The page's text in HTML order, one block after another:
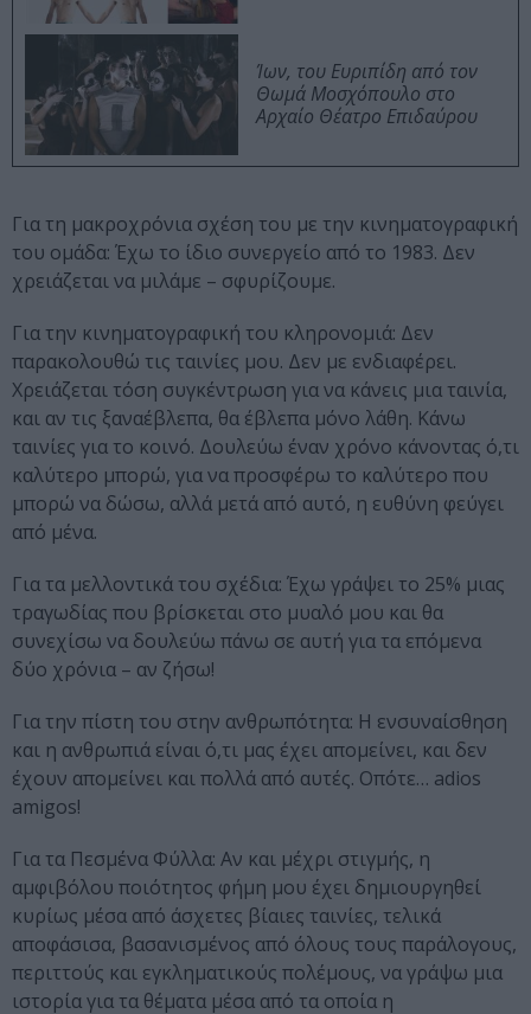
Ίων, του Ευριπίδη από τον
Θωμά Μοσχόπουλο στο
Αρχαίο Θέατρο Επιδαύρου
Για τη μακροχρόνια σχέση του με την κινηματογραφική
του ομάδα: Έχω το ίδιο συνεργείο από το 1983. Δεν
χρειάζεται να μιλάμε – σφυρίζουμε.
Για την κινηματογραφική του κληρονομιά: Δεν
παρακολουθώ τις ταινίες μου. Δεν με ενδιαφέρει.
Χρειάζεται τόση συγκέντρωση για να κάνεις μια ταινία,
και αν τις ξαναέβλεπα, θα έβλεπα μόνο λάθη. Κάνω
ταινίες για το κοινό. Δουλεύω έναν χρόνο κάνοντας ό,τι
καλύτερο μπορώ, για να προσφέρω το καλύτερο που
μπορώ να δώσω, αλλά μετά από αυτό, η ευθύνη φεύγει
από μένα.
Για τα μελλοντικά του σχέδια: Έχω γράψει το 25% μιας
τραγωδίας που βρίσκεται στο μυαλό μου και θα
συνεχίσω να δουλεύω πάνω σε αυτή για τα επόμενα
δύο χρόνια – αν ζήσω!
Για την πίστη του στην ανθρωπότητα: Η ενσυναίσθηση
και η ανθρωπιά είναι ό,τι μας έχει απομείνει, και δεν
έχουν απομείνει και πολλά από αυτές. Οπότε… adios
amigos!
Για τα Πεσμένα Φύλλα: Αν και μέχρι στιγμής, η
αμφιβόλου ποιότητος φήμη μου έχει δημιουργηθεί
κυρίως μέσα από άσχετες βίαιες ταινίες, τελικά
αποφάσισα, βασανισμένος από όλους τους παράλογους,
περιττούς και εγκληματικούς πολέμους, να γράψω μια
ιστορία για τα θέματα μέσα από τα οποία η